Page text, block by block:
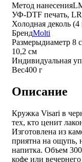
Метод нанесения
УФ-DTF печать,
Холодная деколь (4
БрендMolti
Размерыдиаметр 8
10,2 см
Индивидуальная
Вес400 г
Описание
Кружка Visari в
тех, кто ценит
Изготовлена из
приятна на ощупь,
напитка. Объем
кофе или вечернего